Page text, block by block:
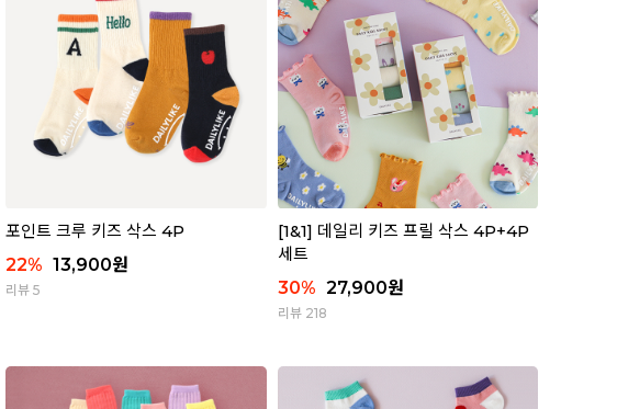
포인트 크루 키즈 삭스 4P
22% 13,900원
리뷰 5
[1&1] 데일리 키즈 프릴 삭스 4P+4P
세트
30% 27,900원
리뷰 218